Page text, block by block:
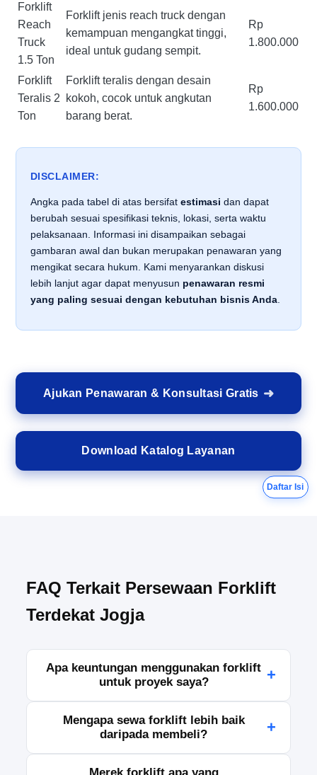
Forklift
Reach
Truck
1.5 Ton
Forklift jenis reach truck dengan
kemampuan mengangkat tinggi,
ideal untuk gudang sempit.
Rp
1.800.000
Forklift
Teralis 2
Ton
Forklift teralis dengan desain
kokoh, cocok untuk angkutan
barang berat.
Rp
1.600.000
DISCLAIMER:
Angka pada tabel di atas bersifat estimasi dan dapat
berubah sesuai spesifikasi teknis, lokasi, serta waktu
pelaksanaan. Informasi ini disampaikan sebagai
gambaran awal dan bukan merupakan penawaran yang
mengikat secara hukum. Kami menyarankan diskusi
lebih lanjut agar dapat menyusun penawaran resmi
yang paling sesuai dengan kebutuhan bisnis Anda.
Ajukan Penawaran & Konsultasi Gratis
Download Katalog Layanan
FAQ Terkait Persewaan Forklift
Terdekat Jogja
Apa keuntungan menggunakan forklift
untuk proyek saya?
+
barang berat, menghemat waktu dan tenaga, serta
meningkatkan efisiensi kerja.
Mengapa sewa forklift lebih baik
daripada membeli?
+
Daftar Isi